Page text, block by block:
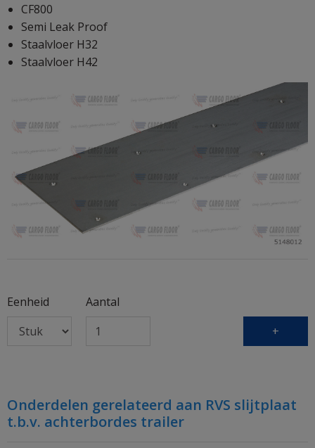
CF800
Semi Leak Proof
Staalvloer H32
Staalvloer H42
Eenheid
Aantal
+
Onderdelen gerelateerd aan RVS slijtplaat
t.b.v. achterbordes trailer